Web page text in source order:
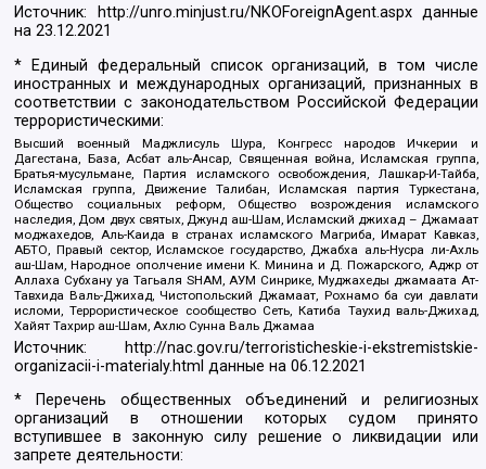
Источник: http://unro.minjust.ru/NKOForeignAgent.aspxданные
на23.12.2021
* Единый федеральный список организаций, в том числе
иностранных и международных организаций, признанных в
соответствии с законодательством Российской Федерации
террористическими:
Высший военный Маджлисуль Шура, Конгресс народов Ичкерии и
Дагестана, База, Асбат аль-Ансар, Священная война, Исламская группа,
Братья-мусульмане, Партия исламского освобождения, Лашкар-И-Тайба,
Исламская группа, Движение Талибан, Исламская партия Туркестана,
Общество социальных реформ, Общество возрождения исламского
наследия, Дом двух святых, Джунд аш-Шам, Исламский джихад – Джамаат
моджахедов, Аль-Каида в странах исламского Магриба, Имарат Кавказ,
АБТО, Правый сектор, Исламское государство, Джабха аль-Нусра ли-Ахль
аш-Шам, Народное ополчение имени К. Минина и Д. Пожарского, Аджр от
Аллаха Субхану уа Тагьаля SHAM, АУМ Синрике, Муджахеды джамаата Ат-
Тавхида Валь-Джихад, Чистопольский Джамаат, Рохнамо ба суи давлати
исломи, Террористическое сообщество Сеть, Катиба Таухид валь-Джихад,
Хайят Тахрир аш-Шам, Ахлю Сунна Валь Джамаа
Источник:
http://nac.gov.ru/terroristicheskie-i-ekstremistskie-
organizacii-i-materialy.html данные на06.12.2021
* Перечень общественных объединений и религиозных
организаций в отношении которых судом принято
вступившее в законную силу решение о ликвидации или
запрете деятельности: